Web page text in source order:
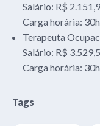
Salário: R$
Carga horária:
Terapeuta
Salário: R$
Carga horária:
Tags